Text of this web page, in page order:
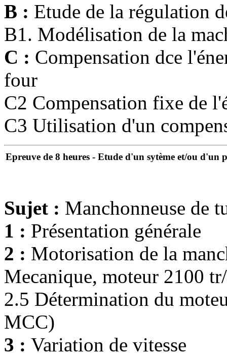
B : Etude de la régulation
B1. Modélisation de la
C : Compensation dce
four
C2 Compensation fixe de
C3 Utilisation d'un
Epreuve de 8 heures - Etude d'un sytème et/ou d'un
Sujet : Manchonneuse de
1 : Présentation générale
2 : Motorisation de la
Mecanique, moteur 2100
2.5 Détermination du
MCC)
3 : Variation de vitesse